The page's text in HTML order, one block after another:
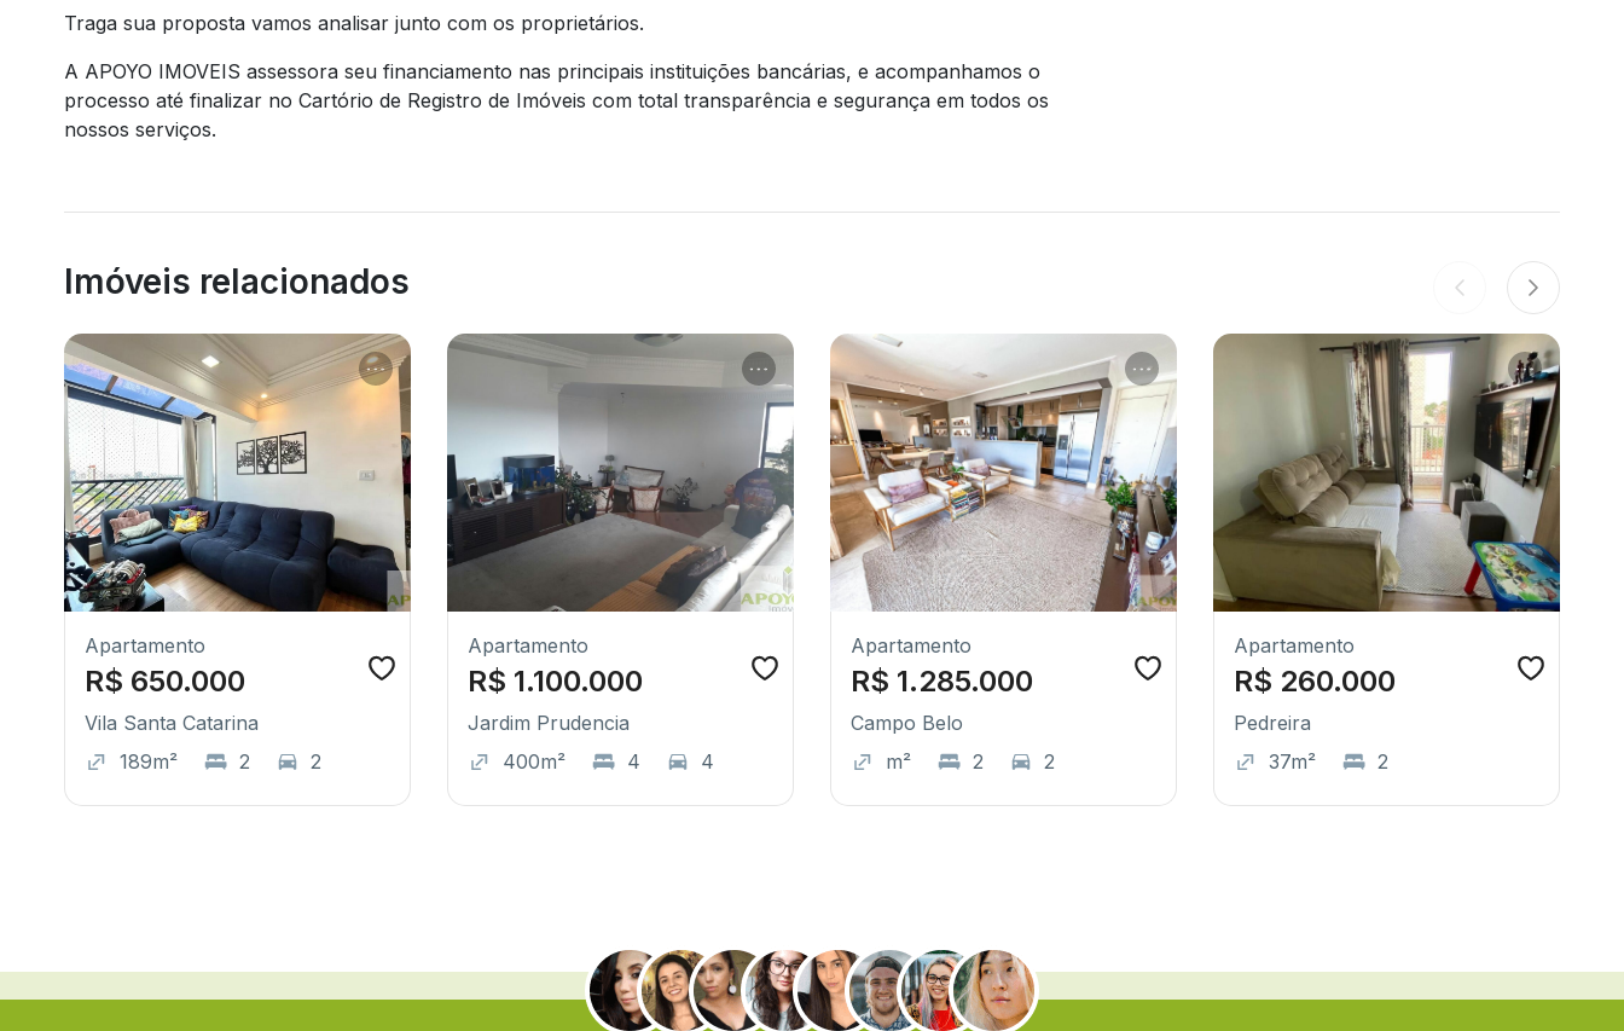
Traga sua proposta vamos analisar junto com os proprietários.
A APOYO IMOVEIS assessora seu financiamento nas principais instituições bancárias, e acompanhamos o
processo até finalizar no Cartório de Registro de Imóveis com total transparência e segurança em todos os
nossos serviços.
Imóveis relacionados
Apartamento
R$ 650.000
Vila Santa Catarina
189m²
2 2
Apartamento
R$ 1.100.000
Jardim Prudencia
400m²
4 4
Apartamento
R$ 1.285.000
Campo Belo
m²
2 2
Apartamento
R$ 260.000
Pedreira
37m²
2
.